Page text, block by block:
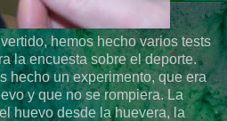
hemos hecho varios tests
la encuesta sobre el deporte.
hecho un experimento, que era
y que no se rompiera. La
huevo desde la huevera, la